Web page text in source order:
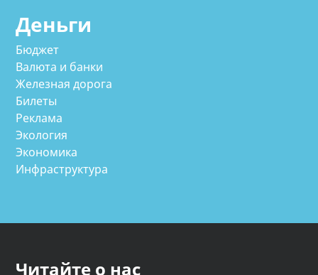
Деньги
Бюджет
Валюта и банки
Железная дорога
Билеты
Реклама
Экология
Экономика
Инфраструктура
Читайте о нас